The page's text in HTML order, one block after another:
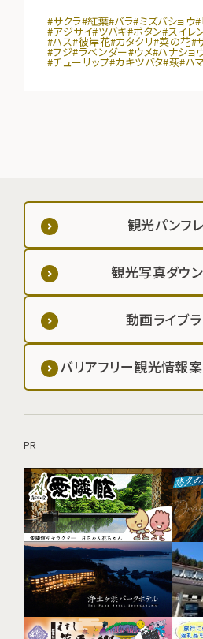
#サクラ#紅葉#バラ#ミズバショウ#
#アジサイ#ツバキ#ボタン#スイレ
#ハス#彼岸花#カタクリ#菜の花#
#フジ#ラベンダー#ウメ#ハナショ
#チューリップ#カキツバタ#萩#ハ
観光パンフ
観光写真ダウ
動画ライブ
バリアフリー観光情報
PR